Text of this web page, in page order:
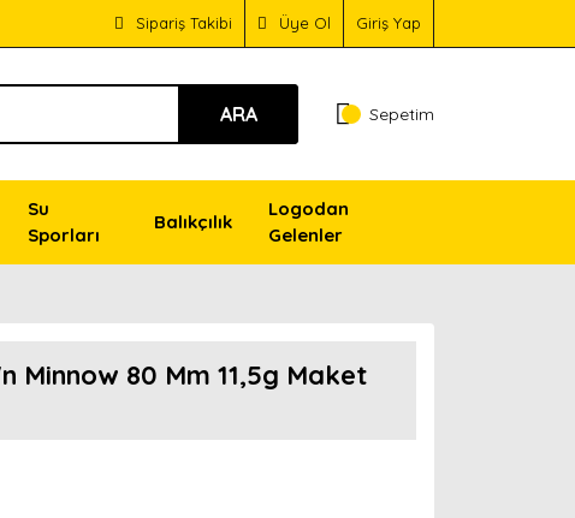
Sipariş Takibi Üye Ol Giriş Yap
ARA Sepetim
Su
Sporları
Balıkçılık
Logodan
Gelenler
Minnow 80 Mm 11,5g Maket